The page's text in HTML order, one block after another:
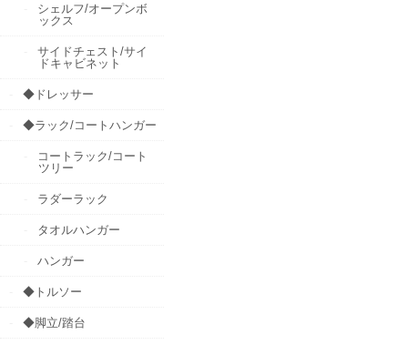
シェルフ/オープンボ
ックス
サイドチェスト/サイ
ドキャビネット
◆ドレッサー
◆ラック/コートハンガー
コートラック/コート
ツリー
ラダーラック
タオルハンガー
ハンガー
◆トルソー
◆脚立/踏台